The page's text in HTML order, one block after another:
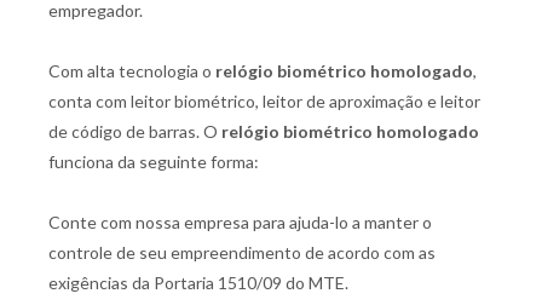
empregador.
Com alta tecnologia o relógio biométrico homologado,
conta com leitor biométrico, leitor de aproximação e leitor
de código de barras. O relógio biométrico homologado
funciona da seguinte forma:
Conte com nossa empresa para ajuda-lo a manter o
controle de seu empreendimento de acordo com as
exigências da Portaria 1510/09 do MTE.